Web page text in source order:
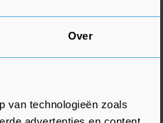
Over
van technologieën zoals